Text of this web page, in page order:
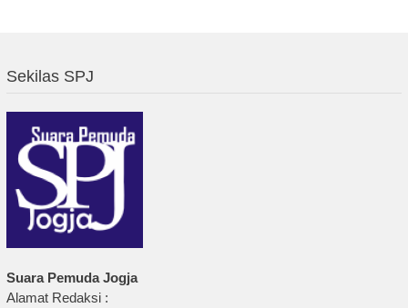
Sekilas SPJ
Suara Pemuda Jogja
Alamat Redaksi :